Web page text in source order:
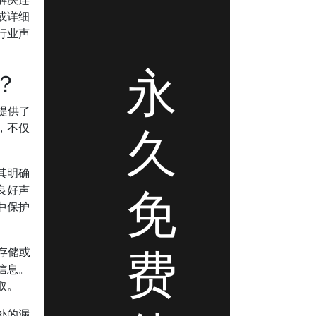
详细
业声
供了
不仅
明确
好声
保护
储或
。
永
久
免
费